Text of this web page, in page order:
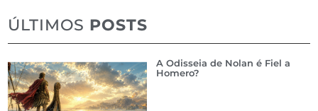
ÚLTIMOS POSTS
A Odisseia de Nolan é Fiel a
Homero?